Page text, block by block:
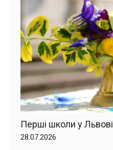
Перші школи у Львові
28.07.2026